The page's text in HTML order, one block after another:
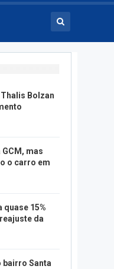
Bolzan
mas
o carro em
quase 15%
da
bairro Santa